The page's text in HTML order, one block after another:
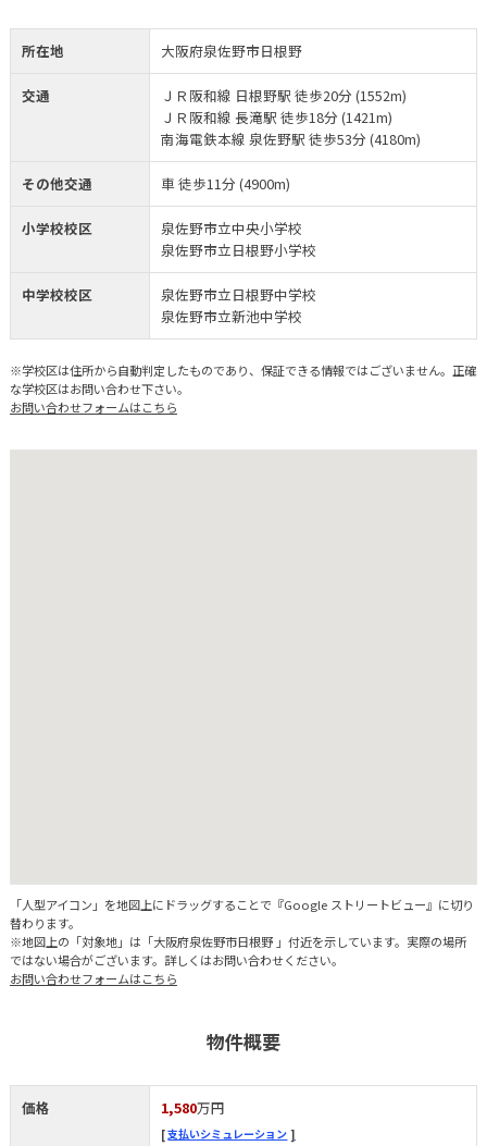
所在地 大阪府泉佐野市日根野
交通
ＪＲ阪和線 日根野駅 徒歩20分 (1552m)
ＪＲ阪和線 長滝駅 徒歩18分 (1421m)
南海電鉄本線 泉佐野駅 徒歩53分 (4180m)
その他交通 車 徒歩11分 (4900m)
小学校校区
泉佐野市立中央小学校
泉佐野市立日根野小学校
中学校校区
泉佐野市立日根野中学校
泉佐野市立新池中学校
※学校区は住所から自動判定したものであり、保証できる情報ではございません。正確
な学校区はお問い合わせ下さい。
お問い合わせフォームはこちら
「人型アイコン」を地図上にドラッグすることで『Google ストリートビュー』に切り
替わります。
※地図上の「対象地」は「大阪府泉佐野市日根野 」付近を示しています。実際の場所
ではない場合がございます。詳しくはお問い合わせください。
お問い合わせフォームはこちら
物件概要
価格 1,580万円
支払いシミュレーション